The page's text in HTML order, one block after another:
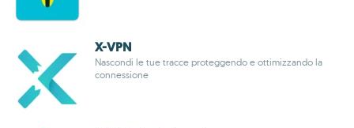
X-VPN
Nascondi le tue tracce proteggendo e ottimizzando la
connessione